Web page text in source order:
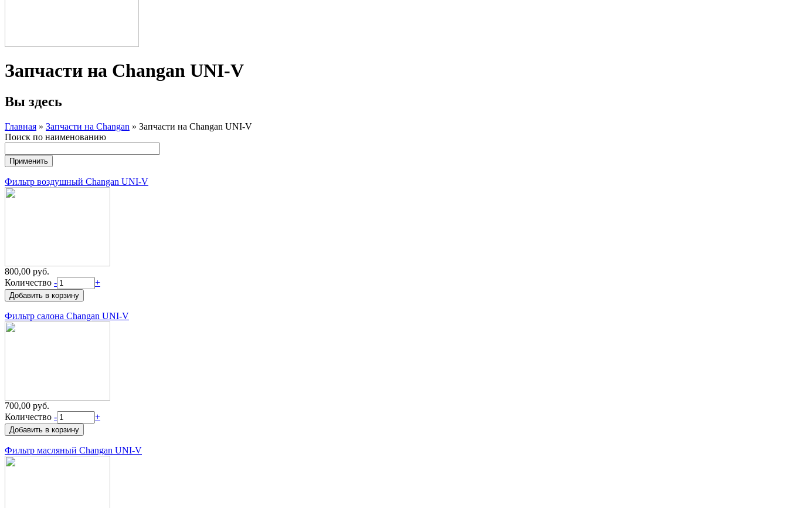
Запчасти на Changan UNI-V
Вы здесь
Главная » Запчасти на Changan » Запчасти на Changan UNI-V
Поиск по наименованию
Фильтр воздушный Changan UNI-V
800,00 руб.
Количество - +
Фильтр салона Changan UNI-V
700,00 руб.
Количество - +
Фильтр масляный Changan UNI-V